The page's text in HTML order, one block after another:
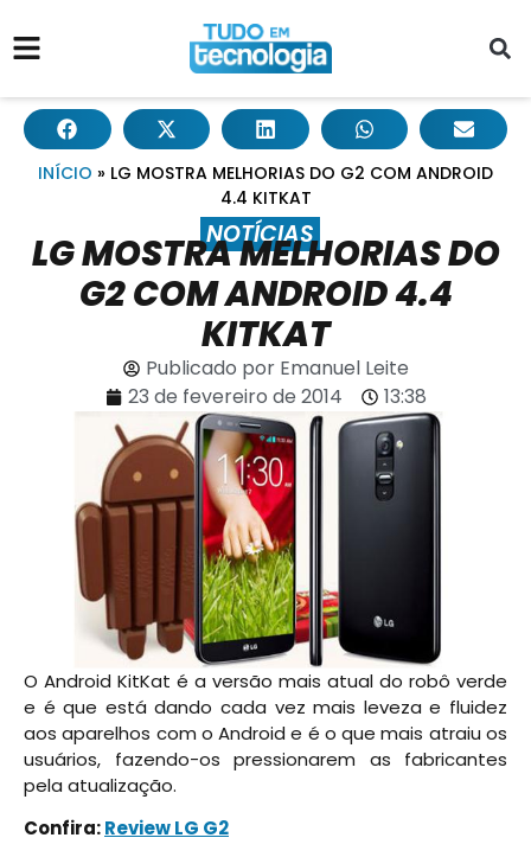
INÍCIO » LG MOSTRA MELHORIAS DO G2 COM ANDROID
4.4 KITKAT
NOTÍCIAS
LG MOSTRA MELHORIAS DO
G2 COM ANDROID 4.4
KITKAT
Publicado porEmanuel Leite
23 de fevereiro de 2014
13:38
O Android KitKat é a versão mais atual do robô verde
e é que está dando cada vez mais leveza e fluidez
aos aparelhos com o Android e é o que mais atraiu os
usuários, fazendo-os pressionarem as fabricantes
pela atualização.
Confira:Review LG G2